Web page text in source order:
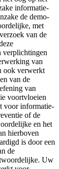
informatie-
de demo-
met
van de
verplichtingen
van
ook verwerkt
van de
van
voortvloeien
voor informatie-
of de
en het
hierboven
is door een
de
Uw